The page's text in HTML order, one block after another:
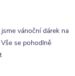
vánoční dárek na
se pohodlně